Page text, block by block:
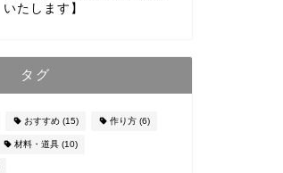
いたします】
タグ
おすすめ(15) 作り方(6)
材料・道具(10)